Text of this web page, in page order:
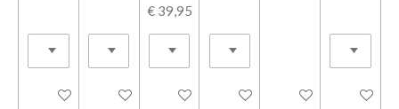
In winkelwagenIn winkelwagen
€ 39,95
In winkelwagenIn winkelwagenIn winkelwagen
In